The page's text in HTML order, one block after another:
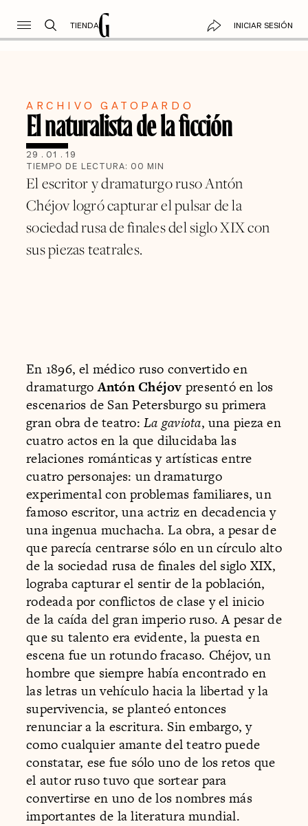
TIENDA INICIAR SESIÓN
ARCHIVO GATOPARDO
El naturalista de la ficción
29 . 01 . 19
TIEMPO DE LECTURA: 00 MIN
El escritor y dramaturgo ruso Antón
Chéjov logró capturar el pulsar de la
sociedad rusa de finales del siglo XIX con
sus piezas teatrales.
En 1896, el médico ruso convertido en
dramaturgoAntón Chéjov presentó en los
escenarios de San Petersburgo su primera
gran obra de teatro:La gaviota, una pieza en
cuatro actos en la que dilucidaba las
relaciones románticas y artísticas entre
cuatro personajes: un dramaturgo
experimental con problemas familiares, un
famoso escritor, una actriz en decadencia y
una ingenua muchacha. La obra, a pesar de
que parecía centrarse sólo en un círculo alto
de la sociedad rusa de finales del siglo XIX,
lograba capturar el sentir de la población,
rodeada por conflictos de clase y el inicio
de la caída del gran imperio ruso. A pesar de
que su talento era evidente, la puesta en
escena fue un rotundo fracaso. Chéjov, un
hombre que siempre había encontrado en
las letras un vehículo hacia la libertad y la
supervivencia, se planteó entonces
renunciar a la escritura. Sin embargo, y
como cualquier amante del teatro puede
constatar, ese fue sólo uno de los retos que
el autor ruso tuvo que sortear para
convertirse en uno de los nombres más
importantes de la literatura mundial.